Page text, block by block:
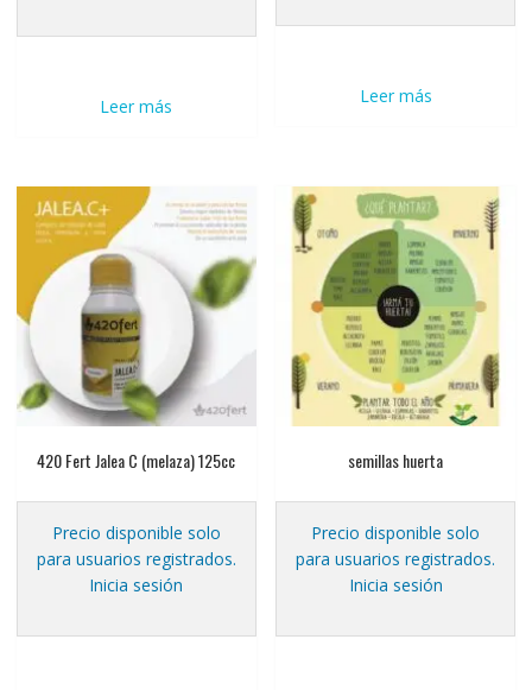
Leer más Leer más
420 Fert Jalea C (melaza) 125cc
Precio disponible solo
para usuarios registrados.
Inicia sesión
semillas huerta
Precio disponible solo
para usuarios registrados.
Inicia sesión